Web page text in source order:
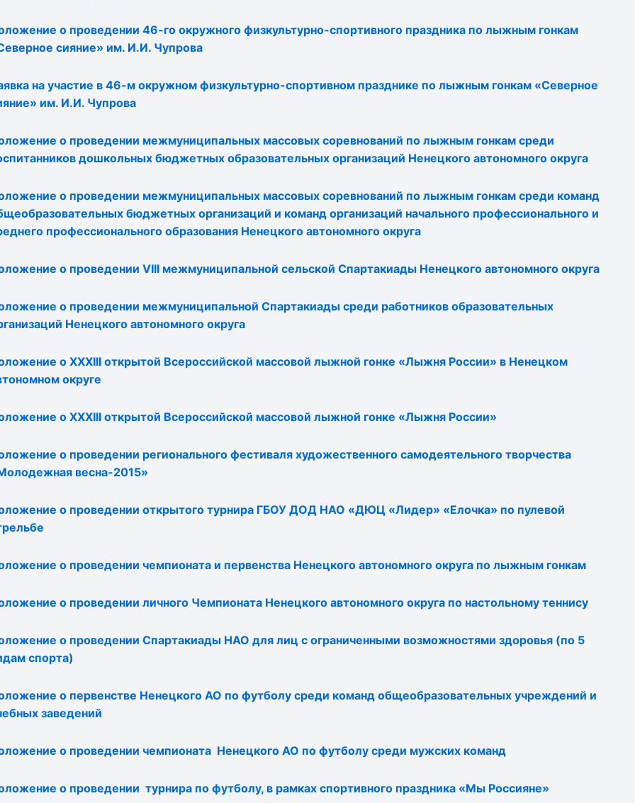
о проведении 46-го окружного физкультурно-спортивного праздника по лыжным гонкам
сияние» им. И.И. Чупрова
на участие в 46-м окружном физкультурно-спортивном празднике по лыжным гонкам «Северное
им. И.И. Чупрова
о проведении межмуниципальных массовых соревнований по лыжным гонкам среди
дошкольных бюджетных образовательных организаций Ненецкого автономного округа
о проведении межмуниципальных массовых соревнований по лыжным гонкам среди команд
бюджетных организаций и команд организаций начального профессионального и
профессионального образования Ненецкого автономного округа
о проведении VIII межмуниципальной сельской Спартакиады Ненецкого автономного округа
о проведении межмуниципальной Спартакиады среди работников образовательных
Ненецкого автономного округа
о XXXIII открытой Всероссийской массовой лыжной гонке «Лыжня России» в Ненецком
округе
о XXXIII открытой Всероссийской массовой лыжной гонке «Лыжня России»
о проведении регионального фестиваля художественного самодеятельного творчества
весна-2015»
о проведении открытого турнира ГБОУ ДОД НАО «ДЮЦ «Лидер» «Елочка» по пулевой
о проведении чемпионата и первенства Ненецкого автономного округа по лыжным гонкам
о проведении личного Чемпионата Ненецкого автономного округа по настольному теннису
о проведении Спартакиады НАО для лиц с ограниченными возможностями здоровья (по 5
спорта)
о первенстве Ненецкого АО по футболу среди команд общеобразовательных учреждений и
заведений
о проведении чемпионата Ненецкого АО по футболу среди мужских команд
о проведении турнира по футболу, в рамках спортивного праздника «Мы Россияне»